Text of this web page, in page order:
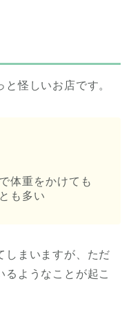
怪しいお店です。
体重をかけても
も多い
しまいますが、ただ
るようなことが起こ